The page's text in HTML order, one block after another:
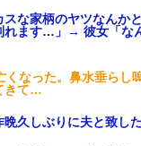
スな家柄のヤツなんか
れます…」→ 彼女「な
くなった。鼻水垂らし
きて…
久しぶりに夫と致し